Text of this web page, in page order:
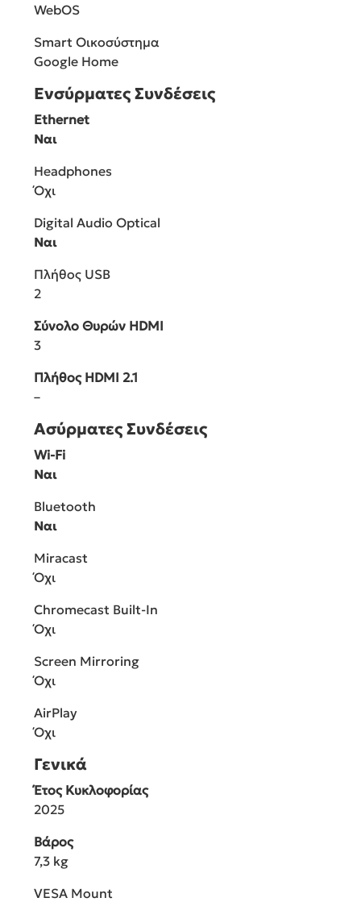
WebOS
Smart Οικοσύστημα
Google Home
Ενσύρματες Συνδέσεις
Ethernet
Ναι
Headphones
Όχι
Digital Audio Optical
Ναι
Πλήθος USB
2
Σύνολο Θυρών HDMI
3
Πλήθος HDMI 2.1
–
Ασύρματες Συνδέσεις
Wi-Fi
Ναι
Bluetooth
Ναι
Miracast
Όχι
Chromecast Built-In
Όχι
Screen Mirroring
Όχι
AirPlay
Όχι
Γενικά
Έτος Κυκλοφορίας
2025
Βάρος
7,3 kg
VESA Mount